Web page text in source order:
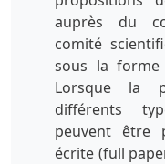
auprès du
comité
sous la forme
Lorsque la
différents
peuvent être
écrite (full